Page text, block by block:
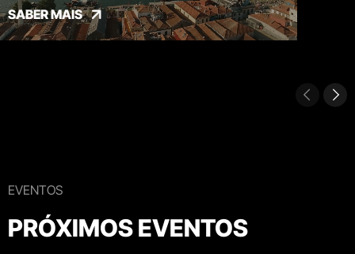
SABER MAIS
EVENTOS
PRÓXIMOS EVENTOS